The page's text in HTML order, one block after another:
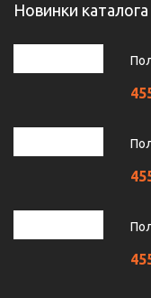
Новинки каталога